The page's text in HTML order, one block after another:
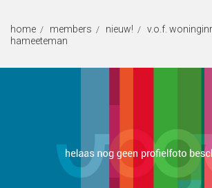
home / members / nieuw! / v.o.f.
hameeteman